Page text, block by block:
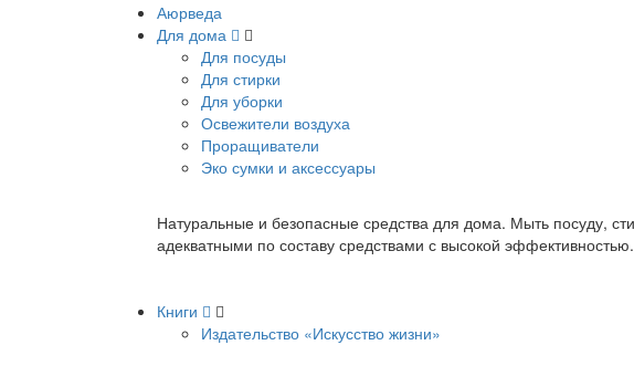
Аюрведа
Для дома
Для посуды
Для стирки
Для уборки
Освежители воздуха
Проращиватели
Эко сумки и аксессуары
Натуральные и безопасные средства для дома. Мыть посуду,
адекватными по составу средствами с высокой
Книги
Издательство «Искусство жизни»